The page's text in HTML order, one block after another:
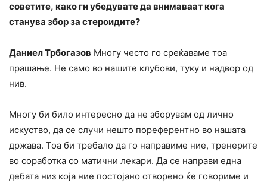
советите, како ги убедувате да внимаваат кога
станува збор за стероидите?
Даниел Трбогазов Многу често го среќаваме тоа
прашање. Не само во нашите клубови, туку и надвор од
нив.
Многу би било интересно да не зборувам од лично
искуство, да се случи нешто пореферентно во нашата
држава. Тоа би требало да го направиме ние, тренерите
во соработка со матични лекари. Да се направи една
дебата низ која ние постојано отворено ќе говориме и